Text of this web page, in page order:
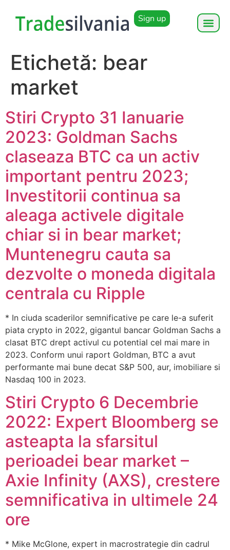
Sign up
Etichetă: bear
market
Stiri Crypto 31 Ianuarie
2023: Goldman Sachs
claseaza BTC ca un activ
important pentru 2023;
Investitorii continua sa
aleaga activele digitale
chiar si in bear market;
Muntenegru cauta sa
dezvolte o moneda digitala
centrala cu Ripple
* In ciuda scaderilor semnificative pe care le-a suferit
piata crypto in 2022, gigantul bancar Goldman Sachs a
clasat BTC drept activul cu potential cel mai mare in
2023. Conform unui raport Goldman, BTC a avut
performante mai bune decat S&P 500, aur, imobiliare si
Nasdaq 100 in 2023.
Stiri Crypto 6 Decembrie
2022: Expert Bloomberg se
asteapta la sfarsitul
perioadei bear market –
Axie Infinity (AXS), crestere
semnificativa in ultimele 24
ore
* Mike McGlone, expert in macrostrategie din cadrul